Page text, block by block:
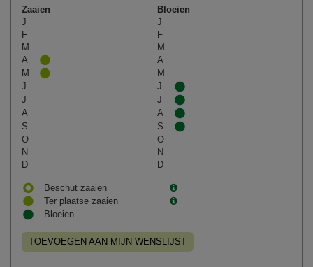
Zaaien
Bloeien
J
J
F
F
M
M
A
A
M
M
J
J
J
J
A
A
S
S
O
O
N
N
D
D
Beschut zaaien
Ter plaatse zaaien
Bloeien
TOEVOEGEN AAN MIJN WENSLIJST